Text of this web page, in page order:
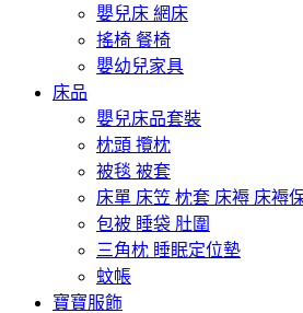
嬰兒床 網床
搖椅 餐椅
嬰幼兒家具
床品
嬰兒床品套裝
枕頭 攬枕
被毯 被套
床單 床笠 枕套 床褥 床褥
包被 睡袋 肚圍
三角枕 睡眠定位墊
蚊帳
寶寶服飾